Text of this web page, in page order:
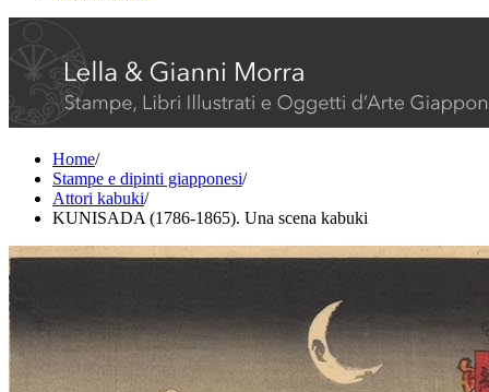
Home/
Stampe e dipinti giapponesi/
Attori kabuki/
KUNISADA (1786-1865). Una scena kabuki